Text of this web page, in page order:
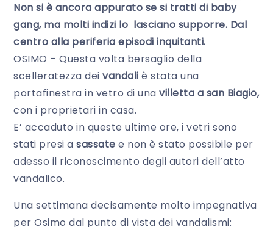
Non si è ancora appurato se si tratti di baby
gang, ma molti indizi lo lasciano supporre. Dal
centro alla periferia episodi inquitanti.
OSIMO – Questa volta bersaglio della
scelleratezza dei vandali è stata una
portafinestra in vetro di una villetta a san Biagio,
con i proprietari in casa.
E’ accaduto in queste ultime ore, i vetri sono
stati presi a sassate e non è stato possibile per
adesso il riconoscimento degli autori dell’atto
vandalico.
Una settimana decisamente molto impegnativa
per Osimo dal punto di vista dei vandalismi: